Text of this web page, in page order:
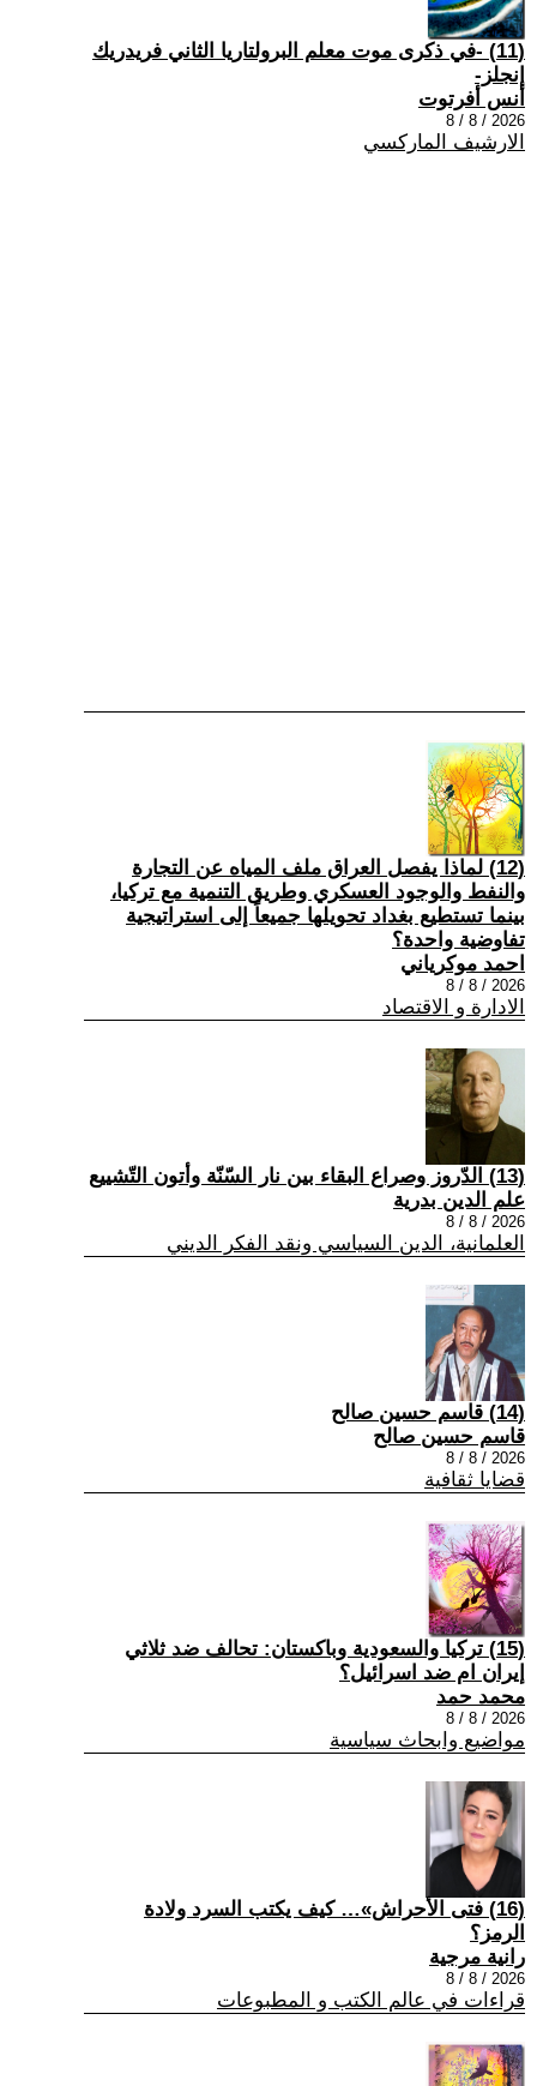
(11) -في ذكرى موت معلم البرولتاريا الثاني فريدريك
إنجلز-
أنس أفرتوت
2026 / 8 / 8
الارشيف الماركسي
(12) لماذا يفصل العراق ملف المياه عن التجارة
والنفط والوجود العسكري وطريق التنمية مع تركيا،
بينما تستطيع بغداد تحويلها جميعاً إلى استراتيجية
تفاوضية واحدة؟
احمد موكرياني
2026 / 8 / 8
الادارة و الاقتصاد
(13) الدّروز وصراع البقاء بين نار السّنّة وأتون التّشييع
علم الدين بدرية
2026 / 8 / 8
العلمانية، الدين السياسي ونقد الفكر الديني
(14) قاسم حسين صالح
قاسم حسين صالح
2026 / 8 / 8
قضايا ثقافية
(15) تركيا والسعودية وباكستان: تحالف ضد ثلاثي
إيران ام ضد اسرائيل؟
محمد حمد
2026 / 8 / 8
مواضيع وابحاث سياسية
(16) فتى الأحراش»… كيف يكتب السرد ولادة
الرمز؟
رانية مرجية
2026 / 8 / 8
قراءات في عالم الكتب و المطبوعات